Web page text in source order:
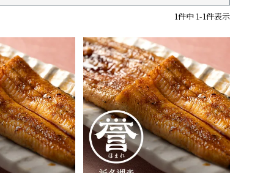
セット
たれ付き
100g以上）
小（90g以上）
他商品
セット
セット
たれ付き
100g以上）
小（90g以上）
他商品
1件中 1-1件表示